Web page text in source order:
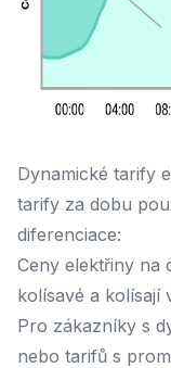
Dynamické tarify
tarify za dobu
diferenciace:
Ceny elektřiny na
kolísavé a kolísají
Pro zákazníky s
nebo tarifů s